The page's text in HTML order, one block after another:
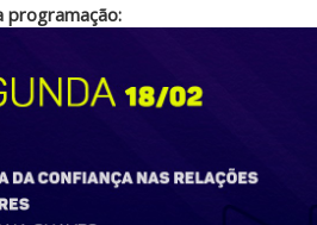
programação: